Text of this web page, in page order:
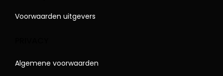
Voorwaarden uitgevers
Algemene voorwaarden